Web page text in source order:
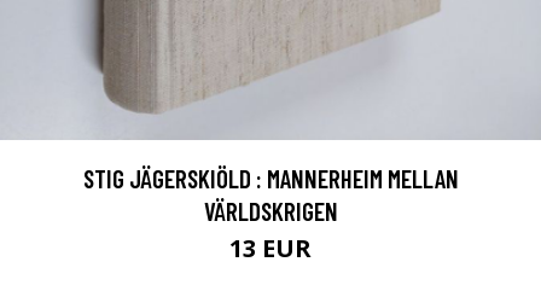
STIG JÄGERSKIÖLD : MANNERHEIM MELLAN
VÄRLDSKRIGEN
13 EUR